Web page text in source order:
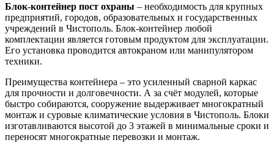
Блок-контейнер пост охраны – необходимость для крупных
предприятий, городов, образовательных и государственных
учреждений в Чистополь. Блок-контейнер любой
комплектации является готовым продуктом для эксплуатации.
Его установка проводится автокраном или манипулятором
техники.
Преимущества контейнера – это усиленный сварной каркас
для прочности и долговечности. А за счёт модулей, которые
быстро собираются, сооружение выдерживает многократный
монтаж и суровые климатические условия в Чистополь. Блоки
изготавливаются высотой до 3 этажей в минимальные сроки и
переносят многократные перевозки и монтаж.